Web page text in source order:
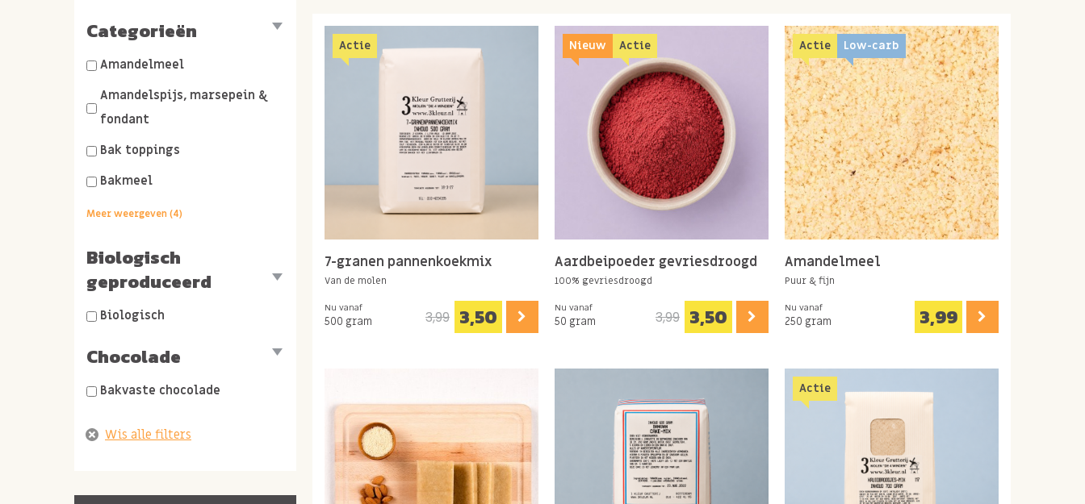
Categorieën
Amandelmeel
Amandelspijs, marsepein &
fondant
Bak toppings
Bakmeel
Bakmixen
Gekonfijte vruchtjes
Meer weergeven (4)
Biologisch
geproduceerd
Biologisch
Chocolade
Bakvaste chocolade
Actie
7-granen pannenkoekmix
Van de molen
Nu vanaf
500 gram 3,99 3,50
Nieuw Actie
Aardbeipoeder gevriesdroogd
100% gevriesdroogd
Nu vanaf
50 gram 3,99 3,50
Actie Low-carb
Amandelmeel
Puur & fijn
Nu vanaf
250 gram 3,99
Actie